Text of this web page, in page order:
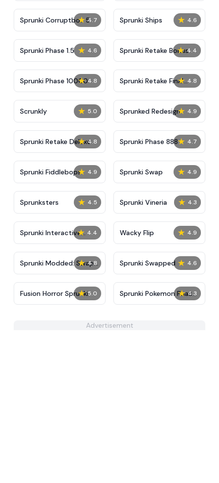
★ 4.7
Sprunki Corruptbox 5 ★ 4.6
Sprunki Ships
★ 4.6
Sprunki Phase 1.5 ★ 4.4
Sprunki Retake Bonus
★ 4.8
Sprunki Phase 10000 ★ 4.8
Sprunki Retake Final
Update
★ 5.0
Scrunkly ★ 4.9
Sprunked Redesign
★ 4.8
Sprunki Retake Deluxe ★ 4.7
Sprunki Phase 888
★ 4.9
Sprunki Fiddlebops ★ 4.9
Sprunki Swap
★ 4.5
Sprunksters ★ 4.3
Sprunki Vineria
★ 4.4
Sprunki Interactive
Tunner
★ 4.9
Wacky Flip
★ 4.8
Sprunki Modded: Swap
Edition
★ 4.6
Sprunki Swapped
★ 5.0
Fusion Horror Sprunki ★ 4.3
Sprunki Pokemon Phase
4
Advertisement